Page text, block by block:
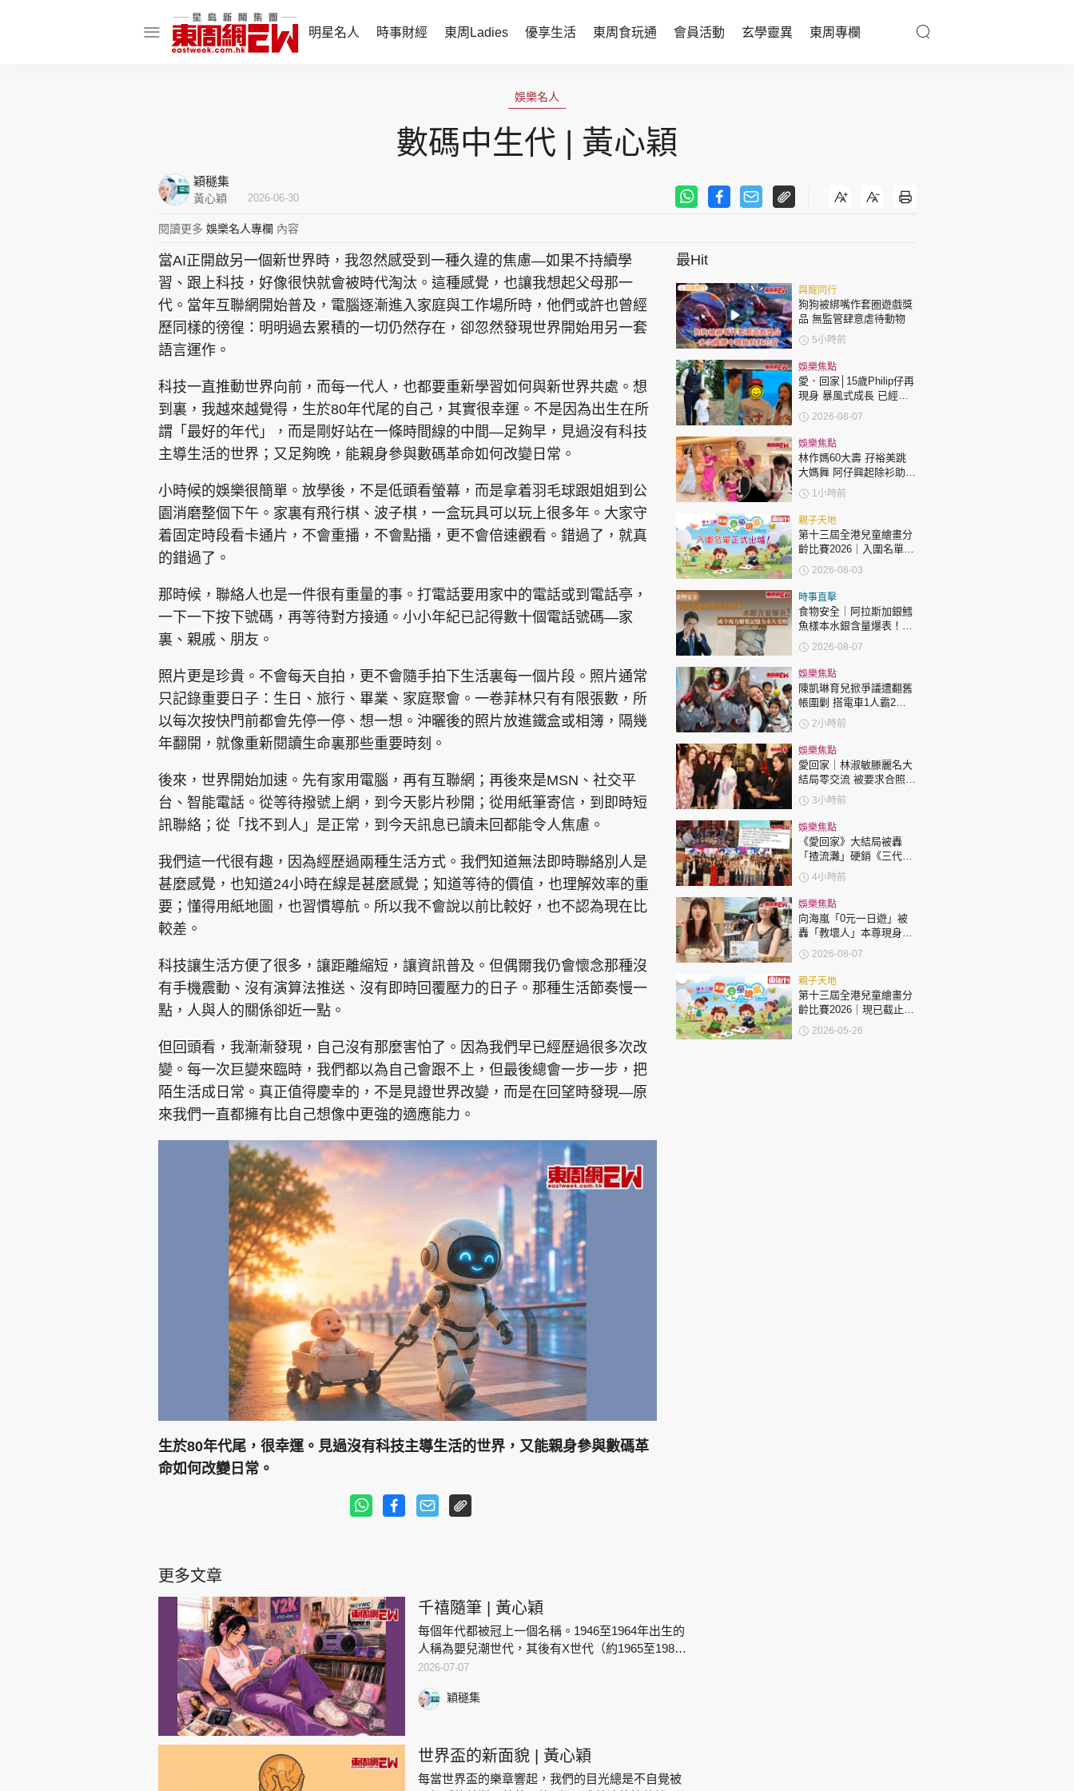
明星名人 時事財經 東周Ladies 優享生活 東周食玩通 會員活動 玄學靈異 東周專欄
東姑熱話
東周Ladies
談情說性
時尚生活
與寵同行
東周食玩通
樂在灣區
飲食玩樂
會員活動
東周JETSO
玄學靈異
東勝運程
智富天下 李居明
緣來有理 麥玲玲
鬼靈精怪 威師兄
娛樂名人
文化藝術
時政財經
健康生活
飲食旅遊
集團旗下品牌
東周刊 星島環球 The Standard 親子王
關於我們 聯絡我們 隱私政策聲明 使用條款 版權及免責聲明 Copyright © 東周網 版權所有 . 不得轉載 ©Eastweek.com.hk. All rights reserved.
娛樂名人
數碼中生代 | 黃心穎
穎穟集
黃心穎 2026-06-30
閱讀更多 娛樂名人專欄 內容
當AI正開啟另一個新世界時，我忽然感受到一種久違的焦慮—如果不持續學
習、跟上科技，好像很快就會被時代淘汰。這種感覺，也讓我想起父母那一
代。當年互聯網開始普及，電腦逐漸進入家庭與工作場所時，他們或許也曾經
歷同樣的徬徨：明明過去累積的一切仍然存在，卻忽然發現世界開始用另一套
語言運作。
科技一直推動世界向前，而每一代人，也都要重新學習如何與新世界共處。想
到裏，我越來越覺得，生於80年代尾的自己，其實很幸運。不是因為出生在所
謂「最好的年代」，而是剛好站在一條時間線的中間—足夠早，見過沒有科技
主導生活的世界；又足夠晚，能親身參與數碼革命如何改變日常。
小時候的娛樂很簡單。放學後，不是低頭看螢幕，而是拿着羽毛球跟姐姐到公
園消磨整個下午。家裏有飛行棋、波子棋，一盒玩具可以玩上很多年。大家守
着固定時段看卡通片，不會重播，不會點播，更不會倍速觀看。錯過了，就真
的錯過了。
那時候，聯絡人也是一件很有重量的事。打電話要用家中的電話或到電話亭，
一下一下按下號碼，再等待對方接通。小小年紀已記得數十個電話號碼—家
裏、親戚、朋友。
照片更是珍貴。不會每天自拍，更不會隨手拍下生活裏每一個片段。照片通常
只記錄重要日子：生日、旅行、畢業、家庭聚會。一卷菲林只有有限張數，所
以每次按快門前都會先停一停、想一想。沖曬後的照片放進鐵盒或相簿，隔幾
年翻開，就像重新閱讀生命裏那些重要時刻。
後來，世界開始加速。先有家用電腦，再有互聯網；再後來是MSN、社交平
台、智能電話。從等待撥號上網，到今天影片秒開；從用紙筆寄信，到即時短
訊聯絡；從「找不到人」是正常，到今天訊息已讀未回都能令人焦慮。
我們這一代很有趣，因為經歷過兩種生活方式。我們知道無法即時聯絡別人是
甚麼感覺，也知道24小時在線是甚麼感覺；知道等待的價值，也理解效率的重
要；懂得用紙地圖，也習慣導航。所以我不會說以前比較好，也不認為現在比
較差。
科技讓生活方便了很多，讓距離縮短，讓資訊普及。但偶爾我仍會懷念那種沒
有手機震動、沒有演算法推送、沒有即時回覆壓力的日子。那種生活節奏慢一
點，人與人的關係卻近一點。
但回頭看，我漸漸發現，自己沒有那麼害怕了。因為我們早已經歷過很多次改
變。每一次巨變來臨時，我們都以為自己會跟不上，但最後總會一步一步，把
陌生活成日常。真正值得慶幸的，不是見證世界改變，而是在回望時發現—原
來我們一直都擁有比自己想像中更強的適應能力。
生於80年代尾，很幸運。見過沒有科技主導生活的世界，又能親身參與數碼革
命如何改變日常。
最Hit
與寵同行
狗狗被綁嘴作套圈遊戲獎
品 無監管肆意虐待動物
5小時前
娛樂焦點
愛．回家│15歲Philip仔再
現身 暴風式成長 已經高
過「三太」樊亦敏！
2026-08-07
娛樂焦點
林作媽60大壽 孖裕美跳
大媽舞 阿仔興起除衫助慶
回應兩女交好有原因
1小時前
親子天地
第十三屆全港兒童繪畫分
齡比賽2026｜入圍名單正
式出爐！
2026-08-03
時事直擊
食物安全｜阿拉斯加銀鱈
魚樣本水銀含量爆表！或
令視力聽覺記憶力永久受
損
2026-08-07
娛樂焦點
陳凱琳育兒掀爭議遭翻舊
帳圍剿 搭電車1人霸2個
位 被轟自私欠公德心 有
指反應過度不公平
2小時前
娛樂焦點
愛回家｜林淑敏滕麗名大
結局零交流 被要求合照即
閃「不和升級」？兩人咁
回應
3小時前
娛樂焦點
《愛回家》大結局被轟
「揸流灘」硬銷《三代同
糖》 劇集播畢台前幕後喊
爆場面感人
4小時前
娛樂焦點
向海嵐「0元一日遊」被
轟「教壞人」本尊現身回
應網民
2026-08-07
親子天地
第十三屆全港兒童繪畫分
齡比賽2026｜現已截止報
名
2026-05-26
更多文章
千禧隨筆 | 黃心穎
每個年代都被冠上一個名稱。1946至1964年出生的
人稱為嬰兒潮世代，其後有X世代（約1965至1980
年）、Y世代或千禧世代（約1981至1996年），再
2026-07-07
穎穟集
世界盃的新面貌 | 黃心穎
每當世界盃的樂章響起，我們的目光總是不自覺被